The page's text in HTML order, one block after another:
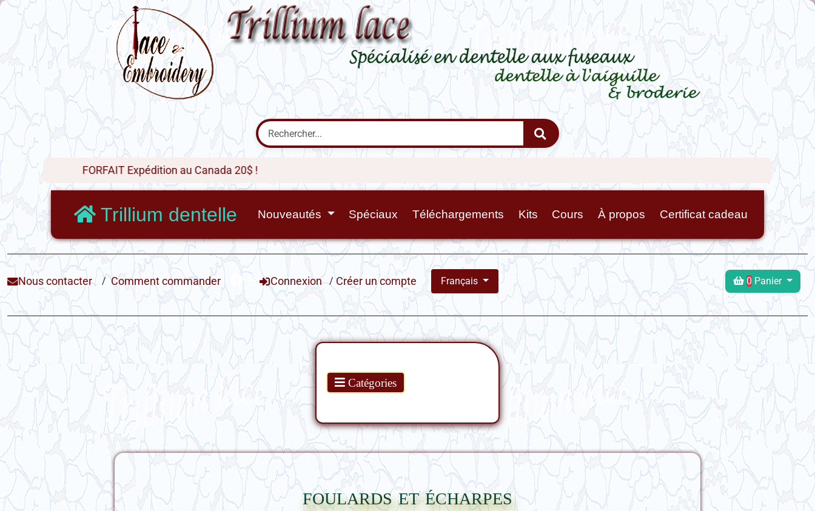
FORFAIT Expédition au Canada 20$ !
Trillium dentelle Nouveautés Spéciaux Téléchargements Kits Cours À propos Certificat cadeau
Nous contacter / Comment commander Connexion / Créer un compte Français 0 Panier
Catégories
foulards et écharpes